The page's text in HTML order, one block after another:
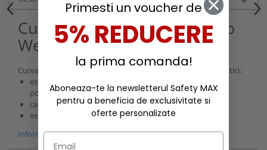
Curea Helly Hansen HH Logo
Webbing Belt
Cureaua HH Logo Webbing Belt
are urmatoarele caracteristici:
este confectionata din material complet flexibil pentru
potrivire optima;
catarama are logo HH WW;
este disponibila in diverse culori.
Informatii conformitate produs
Primesti un voucher de
5% REDUCERE
la prima comanda!
Aboneaza-te la newsletterul Safety MAX
pentru a beneficia de exclusivitate si
oferte personalizate